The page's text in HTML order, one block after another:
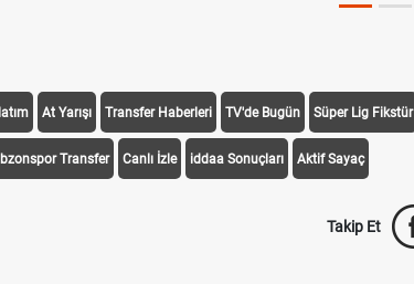
At Yarışı Transfer Haberleri TV'de Bugün Süper Lig Fikstür
Transfer Canlı İzle iddaa Sonuçları Aktif Sayaç
Takip Et